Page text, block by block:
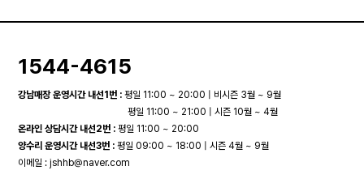
1544-4615
강남매장 운영시간 내선1번 : 평일 11:00 ~ 20:00 | 비시즌 3월 ~ 9월
평일 11:00 ~ 21:00 | 시즌 10월 ~ 4월
온라인 상담시간 내선2번 : 평일 11:00 ~ 20:00
양수리 운영시간 내선3번 : 평일 09:00 ~ 18:00 | 시즌 4월 ~ 9월
이메일 :jshhb@naver.com